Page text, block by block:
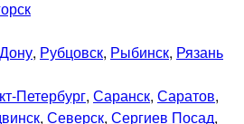
, Рубцовск, Рыбинск, Рязань
Петербург, Саранск, Саратов,
, Северск, Сергиев Посад,